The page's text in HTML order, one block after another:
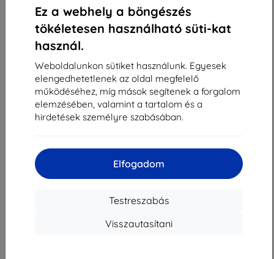
Ez a webhely a böngészés
tökéletesen használható süti-kat
használ.
Weboldalunkon sütiket használunk. Egyesek
elengedhetetlenek az oldal megfelelő
működéséhez, míg mások segítenek a forgalom
elemzésében, valamint a tartalom és a
hirdetések személyre szabásában.
Elfogadom
Testreszabás
Visszautasítani
Shield-Sk s.r.o.
Rudolf Mocka utca 3750/2A
Cégjegyzékszám:46701494
ÁFA-azonosító:
SK2023549671